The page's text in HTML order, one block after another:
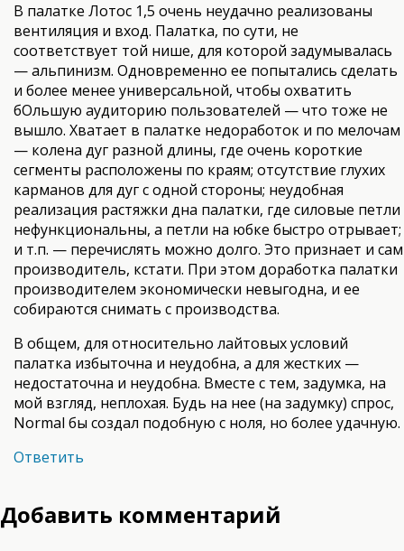
В палатке Лотос 1,5 очень неудачно реализованы
вентиляция и вход. Палатка, по сути, не
соответствует той нише, для которой задумывалась
— альпинизм. Одновременно ее попытались сделать
и более менее универсальной, чтобы охватить
бОльшую аудиторию пользователей — что тоже не
вышло. Хватает в палатке недоработок и по мелочам
— колена дуг разной длины, где очень короткие
сегменты расположены по краям; отсутствие глухих
карманов для дуг с одной стороны; неудобная
реализация растяжки дна палатки, где силовые петли
нефункциональны, а петли на юбке быстро отрывает;
и т.п. — перечислять можно долго. Это признает и сам
производитель, кстати. При этом доработка палатки
производителем экономически невыгодна, и ее
собираются снимать с производства.
В общем, для относительно лайтовых условий
палатка избыточна и неудобна, а для жестких —
недостаточна и неудобна. Вместе с тем, задумка, на
мой взгляд, неплохая. Будь на нее (на задумку) спрос,
Normal бы создал подобную с ноля, но более удачную.
Ответить
Добавить комментарий